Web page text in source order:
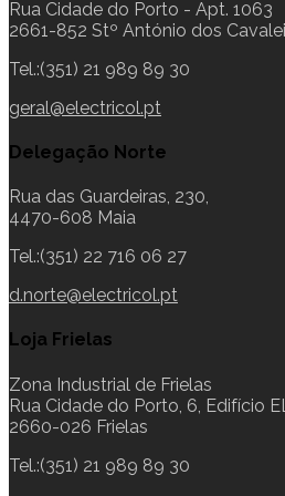
Rua Cidade do Porto - Apt. 1063
2661-852 Stº António dos
Tel.:(351) 21 989 89 30
geral@electricol.pt
Delegação Norte
Rua das Guardeiras, 230,
4470-608 Maia
Tel.:(351) 22 716 06 27
d.norte@electricol.pt
Loja Frielas
Zona Industrial de Frielas
Rua Cidade do Porto, 6, Edifício
2660-026 Frielas
Tel.:(351) 21 989 89 30